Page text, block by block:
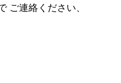
ご連絡ください、